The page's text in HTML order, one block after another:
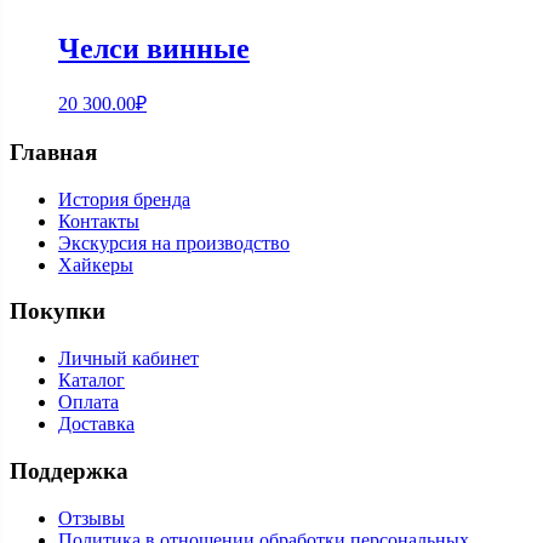
Челси винные
20 300.00₽
Главная
История бренда
Контакты
Экскурсия на производство
Хайкеры
Покупки
Личный кабинет
Каталог
Оплата
Доставка
Поддержка
Отзывы